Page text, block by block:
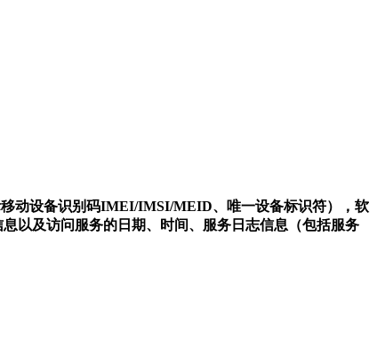
动设备识别码IMEI/IMSI/MEID、唯一设备标识符），软
以及访问服务的日期、时间、服务日志信息（包括服务